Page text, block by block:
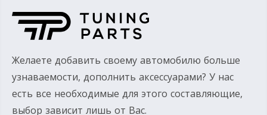
Желаете добавить своему автомобилю больше
узнаваемости, дополнить аксессуарами? У нас
есть все необходимые для этого составляющие,
выбор зависит лишь от Вас.